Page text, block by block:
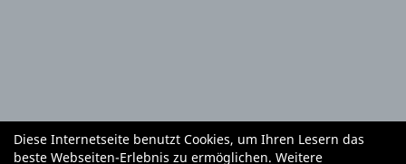
Autoteile und Zubehör E-Roller
Fahrräder
Diese Internetseite benutzt Cookies, um Ihren Lesern das
beste Webseiten-Erlebnis zu ermöglichen. Weitere